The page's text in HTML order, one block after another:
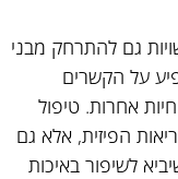
גם להתרחק מבני
על הקשרים
אחרות. טיפול
הפיזית, אלא גם
לשיפור באיכות